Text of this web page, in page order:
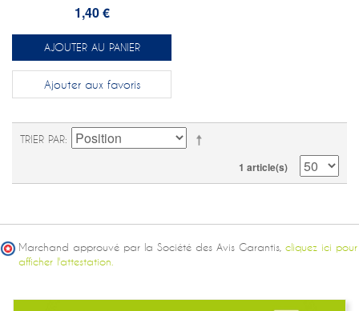
1,40 €
AJOUTER AU PANIER
Ajouter aux favoris
TRIER PAR
1 article(s)
Marchand approuvé par la Société des Avis Garantis, cliquez ici pour
afficher l'attestation.